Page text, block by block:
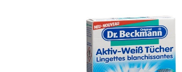
In den Warenkorb